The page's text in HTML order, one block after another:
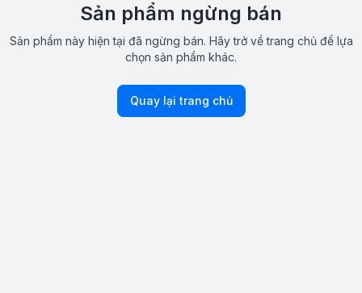
Sản phẩm ngừng bán
Sản phẩm này hiện tại đã ngừng bán. Hãy trở về trang chủ để lựa
chọn sản phẩm khác.
Quay lại trang chủ